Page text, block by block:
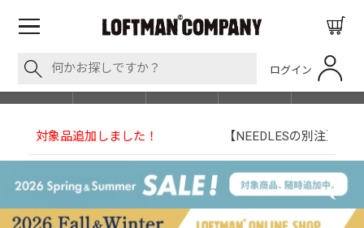
ログイン
SHOP LIST
【NEEDLESの別注】50周年 H.D. Track Pant